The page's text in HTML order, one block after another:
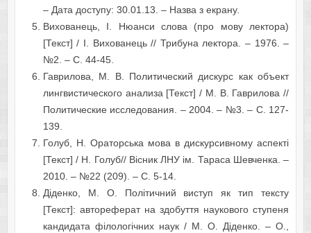
– Дата доступу: 30.01.13. – Назва з екрану.
Вихованець, І. Нюанси слова (про мову лектора)
[Текст] / І. Вихованець // Трибуна лектора. – 1976. –
№2. – С. 44-45.
Гаврилова, М. В. Политический дискурс как объект
лингвистического анализа [Текст] / М. В. Гаврилова //
Политические исследования. – 2004. – №3. – С. 127-
139.
Голуб, Н. Ораторська мова в дискурсивному аспекті
[Текст] / Н. Голуб// Вісник ЛНУ ім. Тараса Шевченка. –
2010. – №22 (209). – С. 5-14.
Діденко, М. О. Політичний виступ як тип тексту
[Текст]: автореферат на здобуття наукового ступеня
кандидата філологічних наук / М. О. Діденко. – О.,